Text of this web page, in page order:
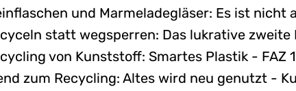
und Marmeladegläser: Es ist nicht
statt wegsperren: Das lukrative
von Kunststoff: Smartes Plastik - FAZ
zum Recycling: Altes wird neu genutzt -